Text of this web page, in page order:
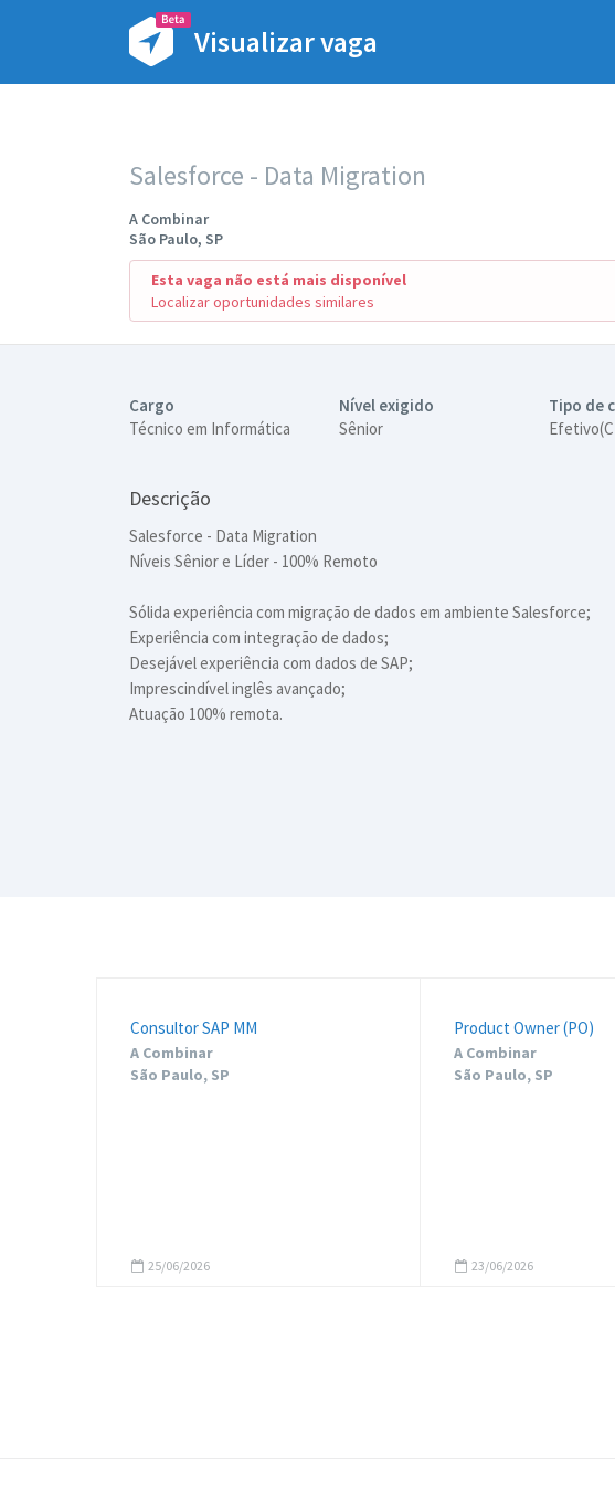
Visualizar vaga
Salesforce - Data Migration
A Combinar
São Paulo, SP
Esta vaga não está mais disponível
Localizar oportunidades similares
Cargo
Técnico em Informática
Nível exigido
Sênior
Tipo de
Descrição
Salesforce - Data Migration
Níveis Sênior e Líder - 100% Remoto
Sólida experiência com migração de dados em ambiente Salesforce;
Experiência com integração de dados;
Desejável experiência com dados de SAP;
Imprescindível inglês avançado;
Atuação 100% remota.
Consultor SAP MM
A Combinar
São Paulo, SP
25/06/2026
Product Owner (PO)
A Combinar
São Paulo, SP
23/06/2026